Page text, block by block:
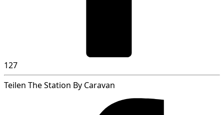
127
Teilen The Station By Caravan